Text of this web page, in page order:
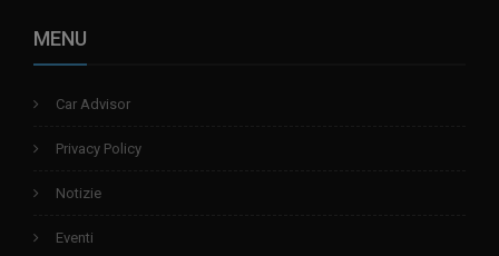
MENU
Car Advisor
Privacy Policy
Notizie
Eventi